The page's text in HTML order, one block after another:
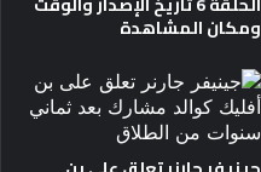
ومكان المشاهدة